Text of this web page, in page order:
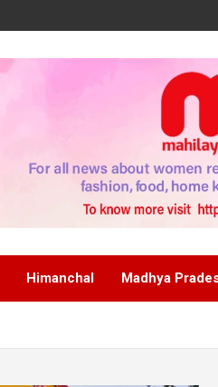
Himanchal Madhya